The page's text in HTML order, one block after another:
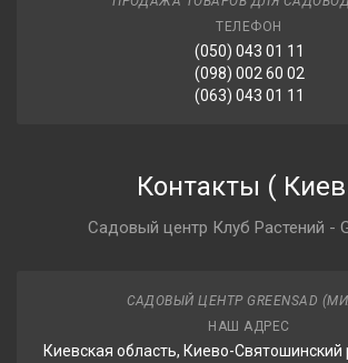
ТЕЛЕФОН
(050) 043 01 11
(098) 002 60 02
(063) 043 01 11
Контакты ( Киев
Садовый центр Клуб Растений -
САДОВЫЙ ЦЕНТР GREENSAD
НАШ АДРЕС
Киевская область, Киево-Святошинский